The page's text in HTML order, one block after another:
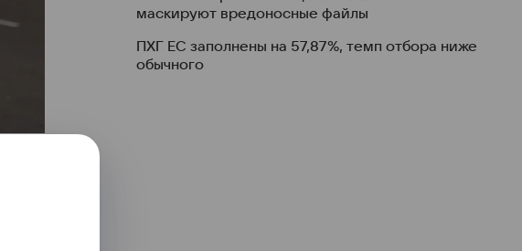
маскируют вредоносные файлы
ПХГ ЕС заполнены на 57,87%, темп отбора ниже
обычного